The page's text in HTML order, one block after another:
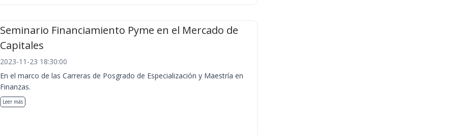
Seminario Financiamiento Pyme en el Mercado de
Capitales
2023-11-23 18:30:00
En el marco de las Carreras de Posgrado de Especialización y Maestría en
Finanzas.
Leer más